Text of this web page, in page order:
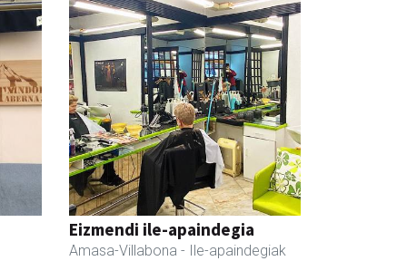
Eizmendi ile-apaindegia
Amasa-Villabona - Ile-apaindegiak